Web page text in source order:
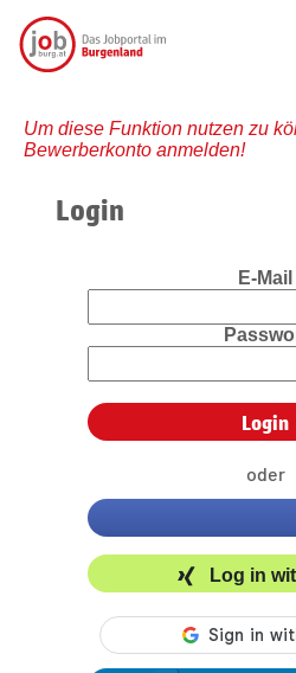
Um diese Funktion nutzen zu
Bewerberkonto anmelden!
Login
E-Mail
oder
Log in